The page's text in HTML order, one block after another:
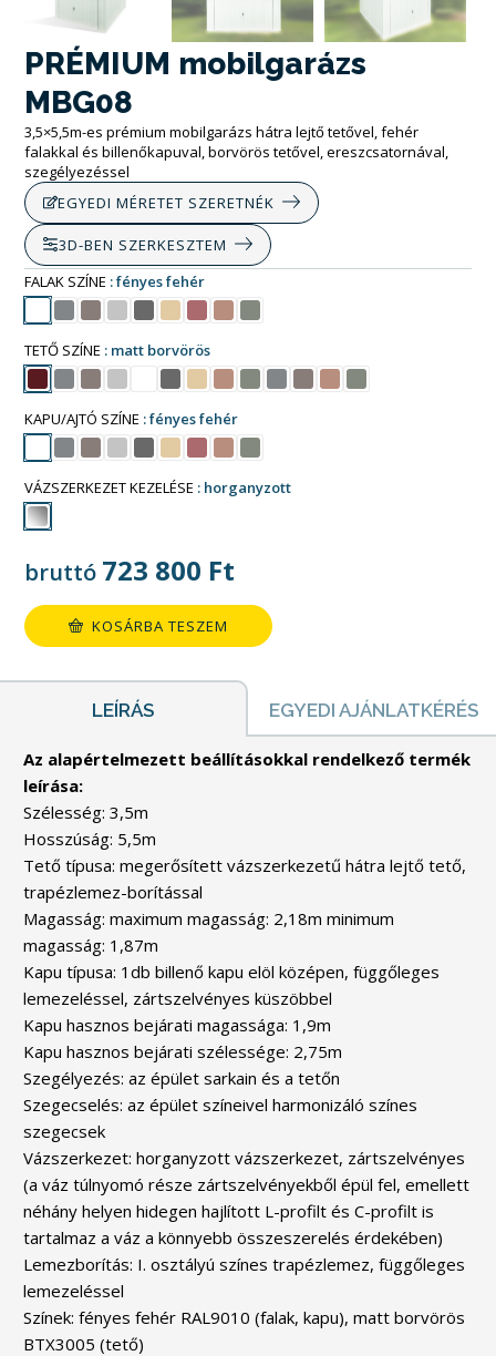
PRÉMIUM mobilgarázs
MBG08
3,5×5,5m-es prémium mobilgarázs hátra lejtő tetővel, fehér
falakkal és billenőkapuval, borvörös tetővel, ereszcsatornával,
szegélyezéssel
EGYEDI MÉRETET SZERETNÉK
3D-BEN SZERKESZTEM
FALAK SZÍNE fényes fehér
TETŐ SZÍNE matt borvörös
KAPU/AJTÓ SZÍNE fényes fehér
VÁZSZERKEZET KEZELÉSE horganyzott
bruttó 723 800 Ft
KOSÁRBA TESZEM
LEÍRÁS EGYEDI AJÁNLATKÉRÉS
Az alapértelmezett beállításokkal rendelkező termék
leírása:
Szélesség: 3,5m
Hosszúság: 5,5m
Tető típusa: megerősített vázszerkezetű hátra lejtő tető,
trapézlemez-borítással
Magasság: maximum magasság: 2,18m minimum
magasság: 1,87m
Kapu típusa: 1db billenő kapu elöl középen, függőleges
lemezeléssel, zártszelvényes küszöbbel
Kapu hasznos bejárati magassága: 1,9m
Kapu hasznos bejárati szélessége: 2,75m
Szegélyezés: az épület sarkain és a tetőn
Szegecselés: az épület színeivel harmonizáló színes
szegecsek
Vázszerkezet: horganyzott vázszerkezet, zártszelvényes
(a váz túlnyomó része zártszelvényekből épül fel, emellett
néhány helyen hidegen hajlított L-profilt és C-profilt is
tartalmaz a váz a könnyebb összeszerelés érdekében)
Lemezborítás: I. osztályú színes trapézlemez, függőleges
lemezeléssel
Színek: fényes fehér RAL9010 (falak, kapu), matt borvörös
BTX3005 (tető)